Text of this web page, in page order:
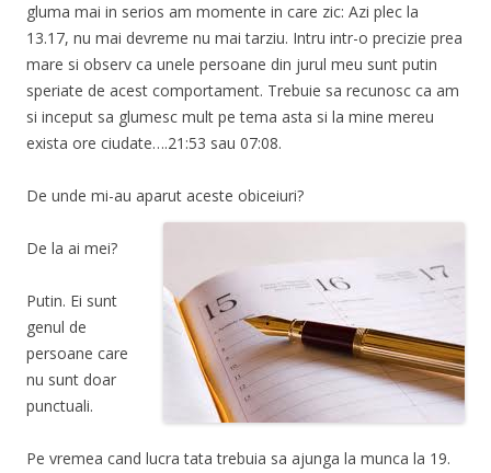
gluma mai in serios am momente in care zic: Azi plec la
13.17, nu mai devreme nu mai tarziu. Intru intr-o precizie prea
mare si observ ca unele persoane din jurul meu sunt putin
speriate de acest comportament. Trebuie sa recunosc ca am
si inceput sa glumesc mult pe tema asta si la mine mereu
exista ore ciudate….21:53 sau 07:08.
De unde mi-au aparut aceste obiceiuri?
De la ai mei?
Putin. Ei sunt
genul de
persoane care
nu sunt doar
punctuali.
Pe vremea cand lucra tata trebuia sa ajunga la munca la 19.